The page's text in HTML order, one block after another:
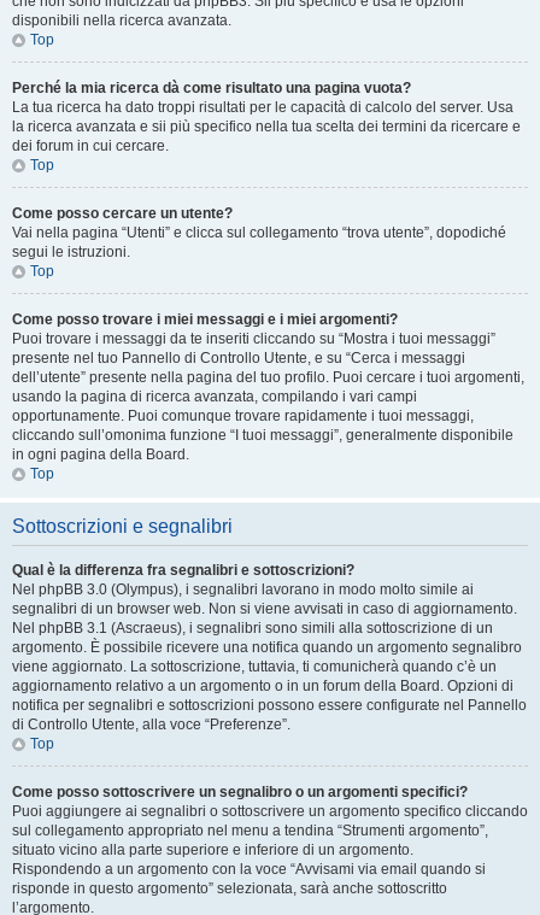
disponibili nella ricerca avanzata.
Top
Perché la mia ricerca dà come risultato una pagina vuota?
La tua ricerca ha dato troppi risultati per le capacità di calcolo del server. Usa
la ricerca avanzata e sii più specifico nella tua scelta dei termini da ricercare e
dei forum in cui cercare.
Top
Come posso cercare un utente?
Vai nella pagina “Utenti” e clicca sul collegamento “trova utente”, dopodiché
segui le istruzioni.
Top
Come posso trovare i miei messaggi e i miei argomenti?
Puoi trovare i messaggi da te inseriti cliccando su “Mostra i tuoi messaggi”
presente nel tuo Pannello di Controllo Utente, e su “Cerca i messaggi
dell’utente” presente nella pagina del tuo profilo. Puoi cercare i tuoi argomenti,
usando la pagina di ricerca avanzata, compilando i vari campi
opportunamente. Puoi comunque trovare rapidamente i tuoi messaggi,
cliccando sull’omonima funzione “I tuoi messaggi”, generalmente disponibile
in ogni pagina della Board.
Top
Sottoscrizioni e segnalibri
Qual è la differenza fra segnalibri e sottoscrizioni?
Nel phpBB 3.0 (Olympus), i segnalibri lavorano in modo molto simile ai
segnalibri di un browser web. Non si viene avvisati in caso di aggiornamento.
Nel phpBB 3.1 (Ascraeus), i segnalibri sono simili alla sottoscrizione di un
argomento. È possibile ricevere una notifica quando un argomento segnalibro
viene aggiornato. La sottoscrizione, tuttavia, ti comunicherà quando c’è un
aggiornamento relativo a un argomento o in un forum della Board. Opzioni di
notifica per segnalibri e sottoscrizioni possono essere configurate nel Pannello
di Controllo Utente, alla voce “Preferenze”.
Top
Come posso sottoscrivere un segnalibro o un argomenti specifici?
Puoi aggiungere ai segnalibri o sottoscrivere un argomento specifico cliccando
sul collegamento appropriato nel menu a tendina “Strumenti argomento”,
situato vicino alla parte superiore e inferiore di un argomento.
Rispondendo a un argomento con la voce “Avvisami via email quando si
risponde in questo argomento” selezionata, sarà anche sottoscritto
l’argomento.